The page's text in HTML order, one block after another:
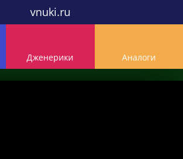
vnuki.ru
Дженерики Аналоги